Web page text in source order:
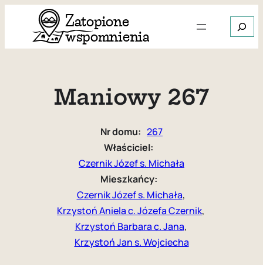
Szukaj
Maniowy 267
Nr domu: 267
Właściciel:
Czernik Józef s. Michała
Mieszkańcy:
Czernik Józef s. Michała,
Krzystoń Aniela c. Józefa Czernik,
Krzystoń Barbara c. Jana,
Krzystoń Jan s. Wojciecha